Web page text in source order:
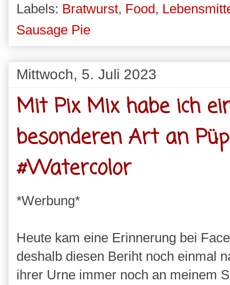
Labels: Bratwurst, Food,
Sausage Pie
Mittwoch, 5. Juli 2023
Mit Pix Mix habe ich
besonderen Art an
#Watercolor
*Werbung*
Heute kam eine Erinnerung bei
deshalb diesen Beriht noch einmal
ihrer Urne immer noch an meinem